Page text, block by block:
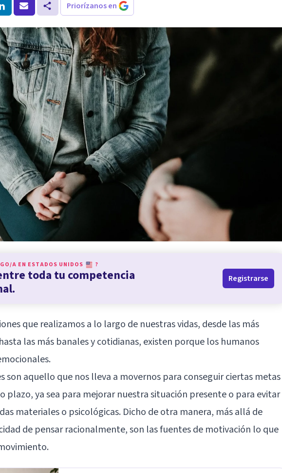
Priorízanos en
A EN ESTADOS UNIDOS ?
toda tu competencia
Registrarse
que realizamos a lo largo de nuestras vidas, desde las más
las más banales y cotidianas, existen porque los humanos
son aquello que nos lleva a movernos para conseguir ciertas metas
plazo, ya sea para mejorar nuestra situación presente o para evitar
materiales o psicológicas. Dicho de otra manera, más allá de
de pensar racionalmente, son las fuentes de motivación lo que